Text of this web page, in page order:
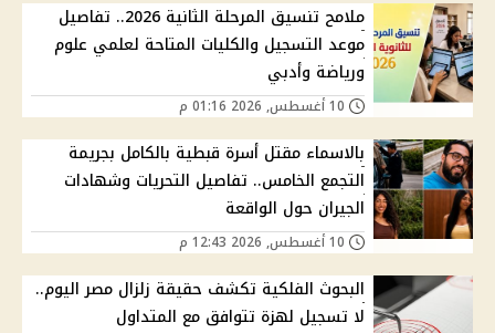
ملامح تنسيق المرحلة الثانية 2026.. تفاصيل
موعد التسجيل والكليات المتاحة لعلمي علوم
ورياضة وأدبي
بالاسماء مقتل أسرة قبطية بالكامل بجريمة
التجمع الخامس.. تفاصيل التحريات وشهادات
الجيران حول الواقعة
البحوث الفلكية تكشف حقيقة زلزال مصر اليوم..
لا تسجيل لهزة تتوافق مع المتداول